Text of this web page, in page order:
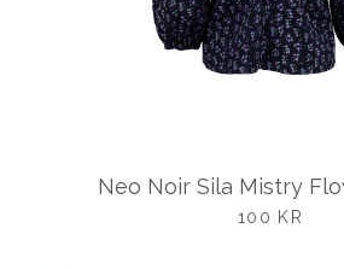
Neo Noir Sila Mistry
100 KR